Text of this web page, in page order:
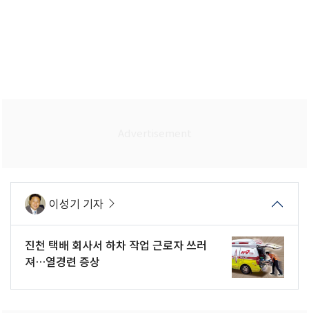
이성기 기자
진천 택배 회사서 하차 작업 근로자 쓰러
져…열경련 증상